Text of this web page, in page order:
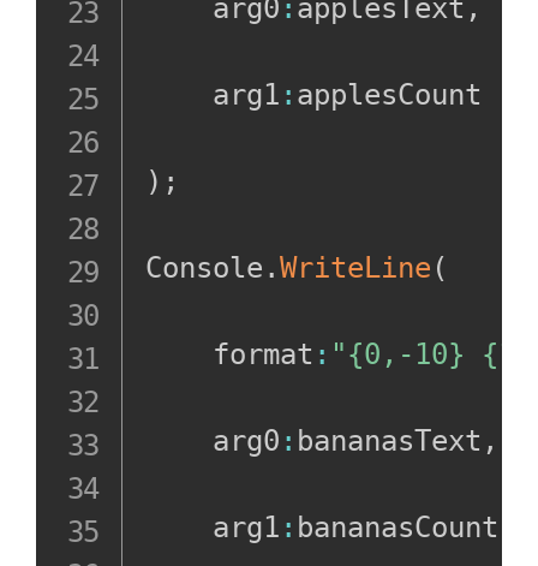
    arg0
: applesText ,
    arg1
: applesCount
) ;
Console .WriteLine (
    format
: "{0,-10}
    arg0
: bananasText ,
    arg1
: bananasCount